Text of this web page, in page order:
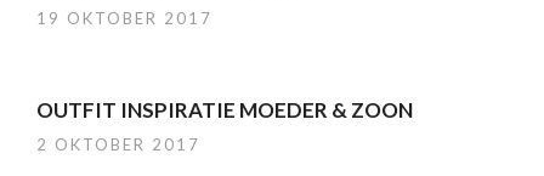
19 OKTOBER 2017
OUTFIT INSPIRATIE MOEDER & ZOON
2 OKTOBER 2017